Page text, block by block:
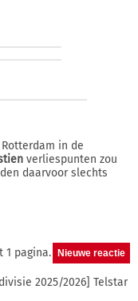
in de
verliespunten zou
daarvoor slechts
1 pagina.
2025/2026] Telstar